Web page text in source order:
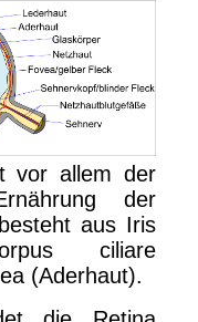
vor allem der
der
aus Iris
ciliare
(Aderhaut).